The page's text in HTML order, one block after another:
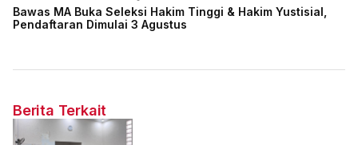
Bawas MA Buka Seleksi Hakim Tinggi & Hakim Yustisial,
Pendaftaran Dimulai 3 Agustus
Berita Terkait